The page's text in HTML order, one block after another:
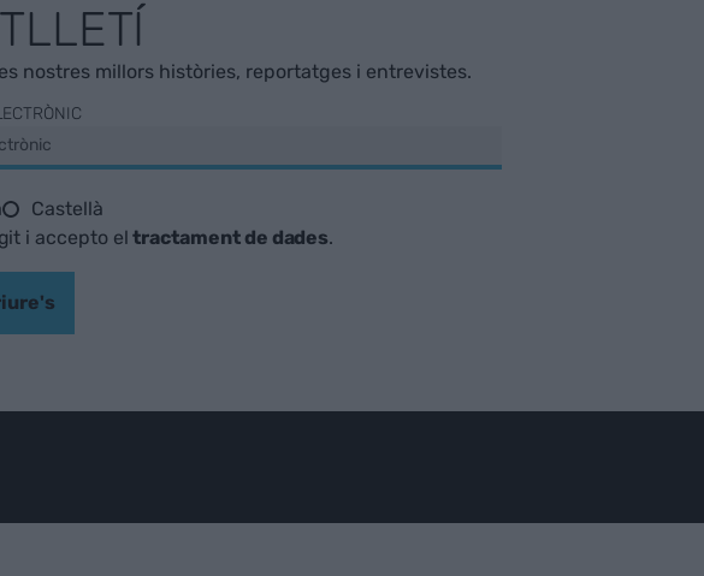
nostres millors històries, reportatges i entrevistes.
Castellà
i accepto eltractament de dades.